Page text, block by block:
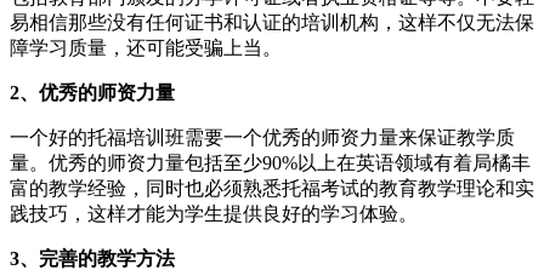
易相信那些没有任何证书和认证的培训机构，这样不仅无法保
障学习质量，还可能受骗上当。
2、优秀的师资力量
一个好的托福培训班需要一个优秀的师资力量来保证教学质
量。优秀的师资力量包括至少90%以上在英语领域有着局橘丰
富的教学经验，同时也必须熟悉托福考试的教育教学理论和实
践技巧，这样才能为学生提供良好的学习体验。
3、完善的教学方法